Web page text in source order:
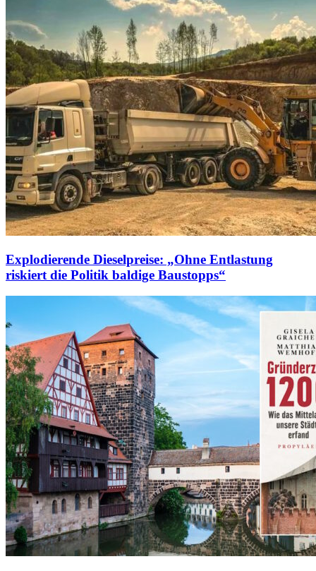
Explodierende Dieselpreise: „Ohne Entlastung
riskiert die Politik baldige Baustopps“